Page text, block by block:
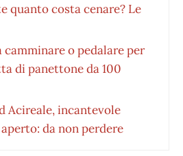
quanto costa cenare? Le
o pedalare per
di panettone da 100
Acireale, incantevole
da non perdere